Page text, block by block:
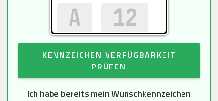
KENNZEICHEN VERFÜGBARKEIT
PRÜFEN
Ich habe bereits mein Wunschkennzeichen